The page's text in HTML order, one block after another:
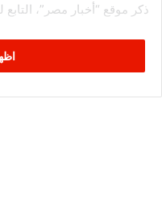
ذكر موقع “أخبار مصر”، التابع